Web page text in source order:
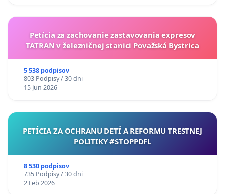
Petícia za zachovanie zastavovania expresov
TATRAN v železničnej stanici Považská Bystrica
5 538 podpisov
803 Podpisy / 30 dni
15 Jun 2026
PETÍCIA ZA OCHRANU DETÍ A REFORMU TRESTNEJ
POLITIKY #STOPPDFL
8 530 podpisov
735 Podpisy / 30 dni
2 Feb 2026